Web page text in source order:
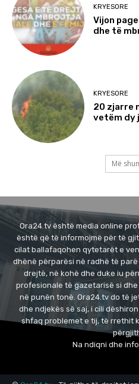
KRYESORE
Vijon
dhe të
KRYESORE
20 zjarre
vetëm dy
Më
Ora24.tv është media online
është që të informojmë për të
cilat ballafaqohen qytetarët e
dhënë përparësi në radhë të
drejtë, në kohë dhe duke iu
profesionale të gazetarisë si
në punën tonë. Ora24.tv do të
dhe ndjekës së saj, i cili
shfaq problemet e tij, të rrethit
Na ndiqni dhe